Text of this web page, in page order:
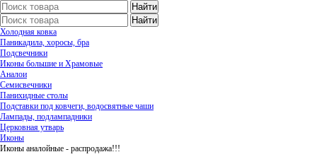
Холодная ковка
Паникадила, хоросы, бра
Подсвечники
Иконы большие и Храмовые
Аналои
Семисвечники
Панихидные столы
Подставки под ковчеги, водосвятные чаши
Лампады, подлампадники
Церковная утварь
Иконы
Иконы аналойные - распродажа!!!